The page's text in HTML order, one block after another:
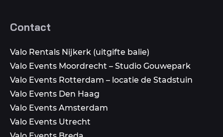
Contact
Valo Rentals Nijkerk (uitgifte balie)
Valo Events Moordrecht – Studio Gouwepark
Valo Events Rotterdam – locatie de Stadstuin
Valo Events Den Haag
Valo Events Amsterdam
Valo Events Utrecht